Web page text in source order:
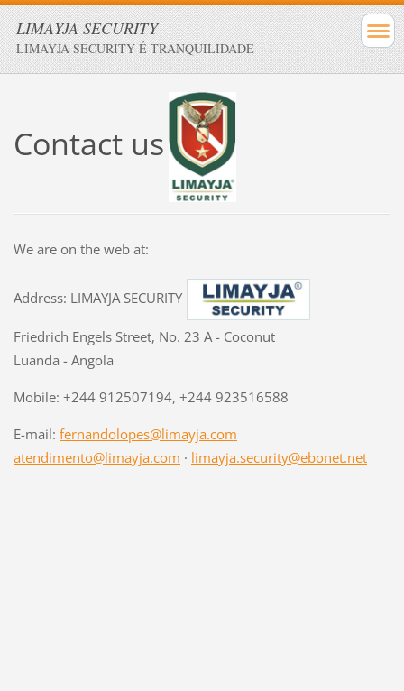
LIMAYJA SECURITY
LIMAYJA SECURITY É TRANQUILIDADE
Contact us
We are on the web at:
Address: LIMAYJA SECURITY
Friedrich Engels Street, No. 23 A - Coconut
Luanda - Angola
Mobile: +244 912507194, +244 923516588
E-mail: fernandolopes@limayja.com
atendimento@limayja.com · limayja.security@ebonet.net